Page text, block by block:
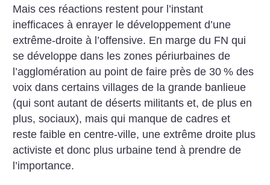
Mais ces réactions restent pour l’instant
inefficaces à enrayer le développement d’une
extrême-droite à l’offensive. En marge du FN qui
se développe dans les zones périurbaines de
l’agglomération au point de faire près de 30 % des
voix dans certains villages de la grande banlieue
(qui sont autant de déserts militants et, de plus en
plus, sociaux), mais qui manque de cadres et
reste faible en centre-ville, une extrême droite plus
activiste et donc plus urbaine tend à prendre de
l’importance.